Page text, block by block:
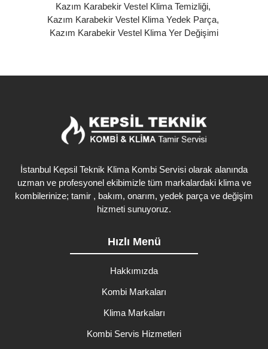
Kazım Karabekir Vestel Klima Temizliği,
Kazım Karabekir Vestel Klima Yedek Parça,
Kazım Karabekir Vestel Klima Yer Değişimi
İstanbul Kepsil Teknik Klima Kombi Servisi olarak alanında
uzman ve profesyonel ekibimizle tüm markalardaki klima ve
kombilerinize; tamir , bakım, onarım, yedek parça ve değişim
hizmeti sunuyoruz.
Hızlı Menü
Hakkımızda
Kombi Markaları
Klima Markaları
Kombi Servis Hizmetleri